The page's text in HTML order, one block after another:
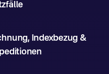
Indexbezug &